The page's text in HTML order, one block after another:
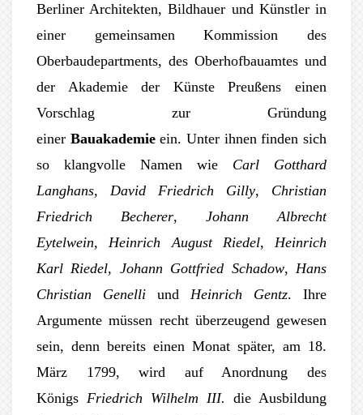
Berliner Architekten, Bildhauer und Künstler in
einer gemeinsamen Kommission des
Oberbaudepartments, des Oberhofbauamtes und
der Akademie der Künste Preußens einen
Vorschlag zur Gründung
einer Bauakademieein. Unter ihnen finden sich
so klangvolle Namen wie Carl Gotthard
Langhans, David Friedrich Gilly, Christian
Friedrich Becherer, Johann Albrecht
Eytelwein,Heinrich August Riedel, Heinrich
Karl Riedel, Johann Gottfried Schadow, Hans
Christian Genelli und Heinrich Gentz. Ihre
Argumente müssen recht überzeugend gewesen
sein, denn bereits einen Monat später, am 18.
März 1799, wird auf Anordnung des
Königs Friedrich Wilhelm III. die Ausbildung